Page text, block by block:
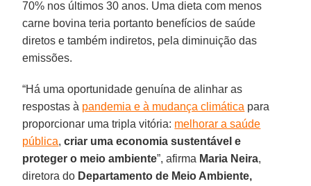
70% nos últimos 30 anos. Uma dieta com menos
carne bovina teria portanto benefícios de saúde
diretos e também indiretos, pela diminuição das
emissões.
“Há uma oportunidade genuína de alinhar as
respostas à pandemia e à mudança climática para
proporcionar uma tripla vitória: melhorar a saúde
pública,criar uma economia sustentável e
proteger o meio ambiente”, afirma Maria Neira,
diretora do Departamento de Meio Ambiente,